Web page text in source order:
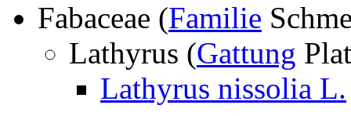
Fabaceae (Familie
Lathyrus (Gattung
Lathyrus nissolia L.